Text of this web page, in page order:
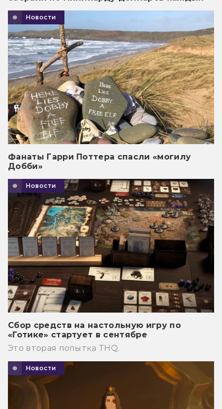
Новости
Фанаты Гарри Поттера спасли «могилу
Добби»
Новости
Сбор средств на настольную игру по
«Готике» стартует в сентябре
Это вторая попытка THQ.
Новости